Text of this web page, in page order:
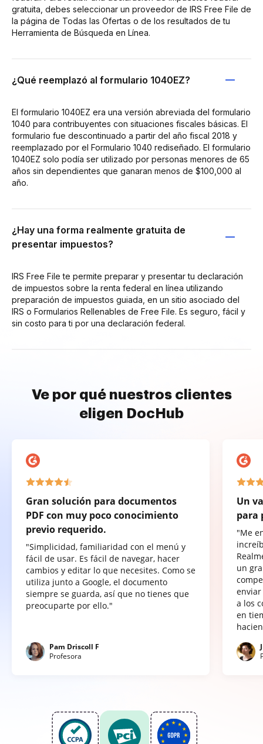
gratuita, debes seleccionar un proveedor de IRS Free File de
la página de Todas las Ofertas o de los resultados de tu
Herramienta de Búsqueda en Línea.
¿Qué reemplazó al formulario 1040EZ?
El formulario 1040EZ era una versión abreviada del formulario
1040 para contribuyentes con situaciones fiscales básicas. El
formulario fue descontinuado a partir del año fiscal 2018 y
reemplazado por el Formulario 1040 rediseñado. El formulario
1040EZ solo podía ser utilizado por personas menores de 65
años sin dependientes que ganaran menos de $100,000 al
año.
¿Hay una forma realmente gratuita de
presentar impuestos?
IRS Free File te permite preparar y presentar tu declaración
de impuestos sobre la renta federal en línea utilizando
preparación de impuestos guiada, en un sitio asociado del
IRS o Formularios Rellenables de Free File. Es seguro, fácil y
sin costo para ti por una declaración federal.
Ve por qué nuestros clientes
eligen DocHub
Gran solución para documentos
PDF con muy poco conocimiento
previo requerido.
"Simplicidad, familiaridad con el menú y
fácil de usar. Es fácil de navegar, hacer
cambios y editar lo que necesites. Como se
utiliza junto a Google, el documento
siempre se guarda, así que no tienes que
preocuparte por ello."
Pam Driscoll F
Profesora
Un
para
"Me
un
a los
en